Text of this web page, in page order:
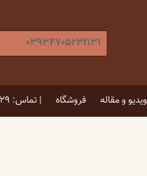
جستجو
برای
ویدیو و مقاله فروشگاه | تماس: ۰۹۱۲۱۴۹۸۸۲۹